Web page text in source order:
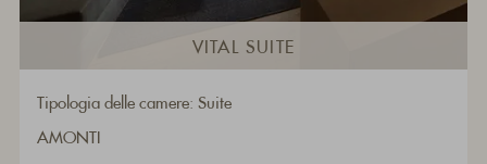
VITAL SUITE
Tipologia delle camere: Suite
AMONTI